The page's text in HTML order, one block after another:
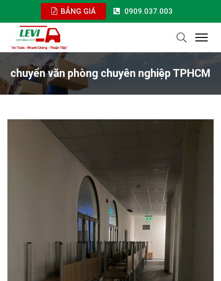
BẢNG GIÁ 0909.037.003
chuyển văn phòng chuyên nghiệp TPHCM